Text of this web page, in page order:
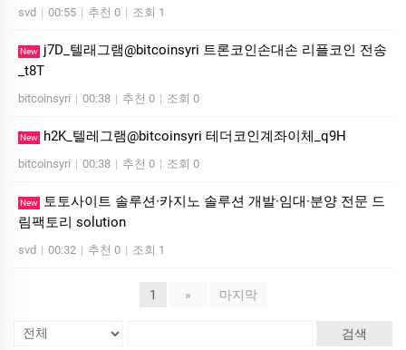
svd | 00:55 | 추천 0 | 조회 1
New
j7D_텔래그램@bitcoinsyri 트론코인손대손 리플코인 전송
_t8T
bitcoinsyri | 00:38 | 추천 0 | 조회 0
New h2K_텔레그램@bitcoinsyri 테더코인계좌이체_q9H
bitcoinsyri | 00:38 | 추천 0 | 조회 0
New
토토사이트 솔루션·카지노 솔루션 개발·임대·분양 전문 드
림팩토리 solution
svd | 00:32 | 추천 0 | 조회 1
1 » 마지막
검색